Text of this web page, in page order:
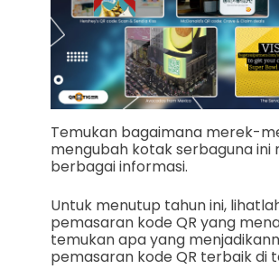
Temukan bagaimana merek-
mengubah kotak serbaguna ini
berbagai informasi.
Untuk menutup tahun ini,
pemasaran kode QR yang
temukan apa yang
pemasaran kode QR terbaik di